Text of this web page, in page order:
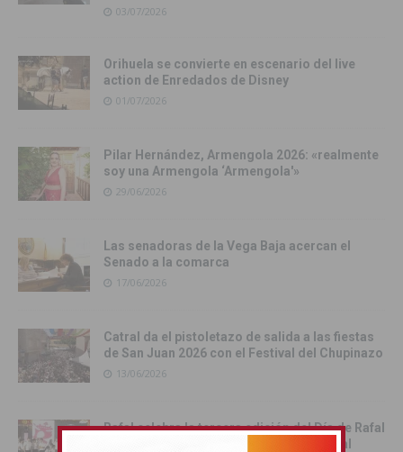
03/07/2026
Orihuela se convierte en escenario del live
action de Enredados de Disney
01/07/2026
Pilar Hernández, Armengola 2026: «realmente
soy una Armengola ‘Armengola'»
29/06/2026
Las senadoras de la Vega Baja acercan el
Senado a la comarca
17/06/2026
Catral da el pistoletazo de salida a las fiestas
de San Juan 2026 con el Festival del Chupinazo
13/06/2026
Rafal celebra la tercera edición del Día de Rafal
con historia, cultura y convivencia vecinal